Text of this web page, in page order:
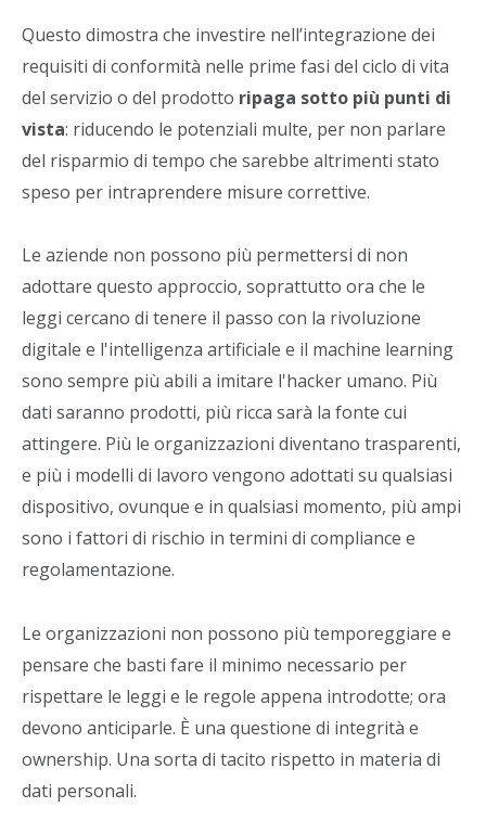
Questo dimostra che investire nell’integrazione dei
requisiti di conformità nelle prime fasi del ciclo di vita
del servizio o del prodotto ripaga sotto più punti di
vista: riducendo le potenziali multe, per non parlare
del risparmio di tempo che sarebbe altrimenti stato
speso per intraprendere misure correttive.
Le aziende non possono più permettersi di non
adottare questo approccio, soprattutto ora che le
leggi cercano di tenere il passo con la rivoluzione
digitale e l'intelligenza artificiale e il machine learning
sono sempre più abili a imitare l'hacker umano. Più
dati saranno prodotti, più ricca sarà la fonte cui
attingere. Più le organizzazioni diventano trasparenti,
e più i modelli di lavoro vengono adottati su qualsiasi
dispositivo, ovunque e in qualsiasi momento, più ampi
sono i fattori di rischio in termini di compliance e
regolamentazione.
Le organizzazioni non possono più temporeggiare e
pensare che basti fare il minimo necessario per
rispettare le leggi e le regole appena introdotte; ora
devono anticiparle. È una questione di integrità e
ownership. Una sorta di tacito rispetto in materia di
dati personali.